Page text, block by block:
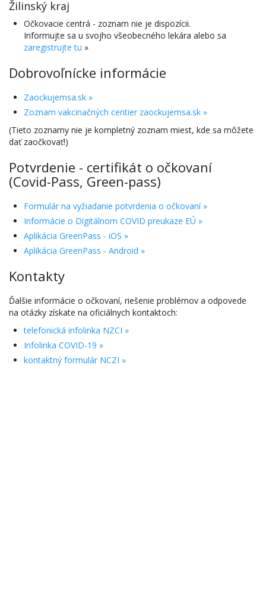
Žilinský kraj
Očkovacie centrá - zoznam nie je dispozícii.
Informujte sa u svojho všeobecného lekára alebo sa
zaregistrujte tu »
Dobrovoľnícke informácie
Zaockujemsa.sk »
Zoznam vakcinačných centier zaockujemsa.sk »
(Tieto zoznamy nie je kompletný zoznam miest, kde sa môžete
dať zaočkovať!)
Potvrdenie - certifikát o očkovaní
(Covid-Pass, Green-pass)
Formulár na vyžiadanie potvrdenia o očkovaní »
Informácie o Digitálnom COVID preukaze EÚ »
Aplikácia GreenPass - iOS »
Aplikácia GreenPass - Android »
Kontakty
Ďalšie informácie o očkovaní, riešenie problémov a odpovede
na otázky získate na oficiálnych kontaktoch:
telefonická infolinka NZCI »
Infolinka COVID-19 »
kontaktný formulár NCZI »